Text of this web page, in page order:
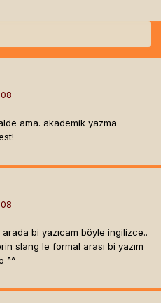
ama. akademik yazma
bi yazıcam böyle ingilizce..
slang le formal arası bi yazım
^^